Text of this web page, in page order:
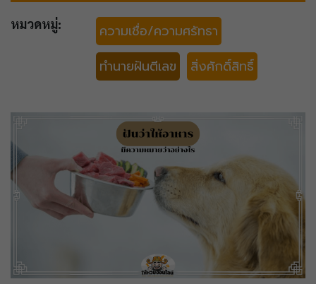
หมวดหมู่:
ความเชื่อ/ความศรัทธา
ทำนายฝันตีเลข
สิ่งศักดิ์สิทธิ์